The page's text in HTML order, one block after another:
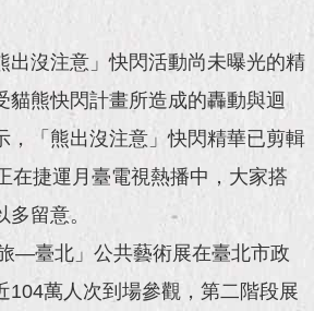
出沒注意」快閃活動尚未曝光的精
貓熊快閃計畫所造成的轟動與迴
，「熊出沒注意」快閃精華已剪輯
在捷運月臺電視熱播中，大家搭
留意。
—臺北」公共藝術展在臺北市政
104萬人次到場參觀，第二階段展